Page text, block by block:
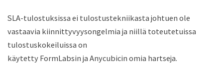
SLA-tulostuksissa ei tulostustekniikasta johtuen ole
vastaavia kiinnittyvyysongelmia ja niillä toteutetuissa
tulostuskokeiluissa on
käytetty FormLabsin ja Anycubicin omia hartseja.